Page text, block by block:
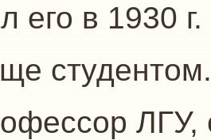
его в 1930
ЛГУ,